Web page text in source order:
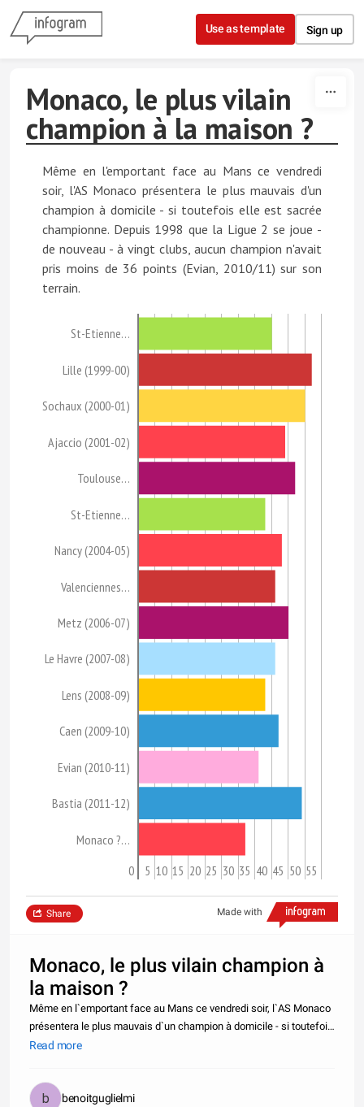
Skip to content
Use as template Sign up
Monaco, le plus vilain
champion à la maison ?
Même en l'emportant face au Mans ce vendredi
soir, l'AS Monaco présentera le plus mauvais d'un
champion à domicile - si toutefois elle est sacrée
championne. Depuis 1998 que la Ligue 2 se joue -
de nouveau - à vingt clubs, aucun champion n'avait
pris moins de 36 points (Evian, 2010/11) sur son
terrain.
St-Etienne…
Lille (1999-00)
Sochaux (2000-01)
Ajaccio (2001-02)
Toulouse…
St-Etienne…
Nancy (2004-05)
Valenciennes…
Metz (2006-07)
Le Havre (2007-08)
Lens (2008-09)
Caen (2009-10)
Evian (2010-11)
Bastia (2011-12)
Monaco ?…
0 5 10 15 20 25 30 35 40 45 50 55
Made with
Share
Monaco, le plus vilain champion à
la maison ?
Même en l`emportant face au Mans ce vendredi soir, l`AS Monaco
présentera le plus mauvais d`un champion à domicile - si toutefois
elle est sacrée championne. Depuis 1998 que la Ligue 2 se joue -
Read more
benoitguglielmi